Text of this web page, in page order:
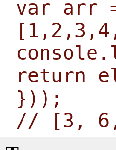
var arr
return
}));
// [3,